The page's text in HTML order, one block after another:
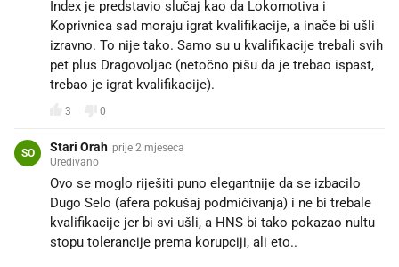
Index je predstavio slučaj kao da Lokomotiva i
Koprivnica sad moraju igrat kvalifikacije, a inače bi ušli
izravno. To nije tako. Samo su u kvalifikacije trebali svih
pet plus Dragovoljac (netočno pišu da je trebao ispast,
trebao je igrat kvalifikacije).
3 0
SO Stari Orah prije 2 mjeseca
Uređivano
Ovo se moglo riješiti puno elegantnije da se izbacilo
Dugo Selo (afera pokušaj podmićivanja) i ne bi trebale
kvalifikacije jer bi svi ušli, a HNS bi tako pokazao nultu
stopu tolerancije prema korupciji, ali eto..